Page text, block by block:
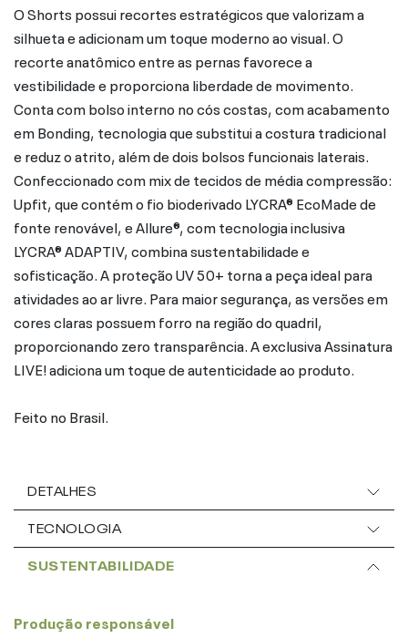
O Shorts possui recortes estratégicos que valorizam a
silhueta e adicionam um toque moderno ao visual. O
recorte anatômico entre as pernas favorece a
vestibilidade e proporciona liberdade de movimento.
Conta com bolso interno no cós costas, com acabamento
em Bonding, tecnologia que substitui a costura tradicional
e reduz o atrito, além de dois bolsos funcionais laterais.
Confeccionado com mix de tecidos de média compressão:
Upfit, que contém o fio bioderivado LYCRA® EcoMade de
fonte renovável, e Allure®, com tecnologia inclusiva
LYCRA® ADAPTIV, combina sustentabilidade e
sofisticação. A proteção UV 50+ torna a peça ideal para
atividades ao ar livre. Para maior segurança, as versões em
cores claras possuem forro na região do quadril,
proporcionando zero transparência. A exclusiva Assinatura
LIVE! adiciona um toque de autenticidade ao produto.
Feito no Brasil.
DETALHES
TECNOLOGIA
SUSTENTABILIDADE
Produção responsável